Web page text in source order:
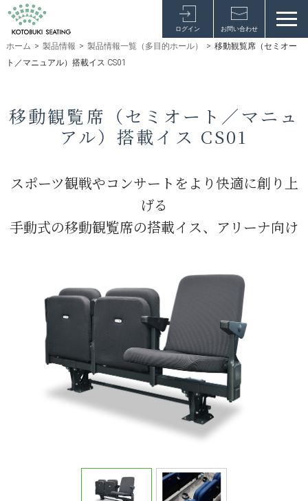
ログイン お問い合わせ
ホーム > 製品情報 > 製品情報一覧（多目的ホール） > 移動観覧席（セミオー
ト／マニュアル）搭載イス CS01
移動観覧席（セミオート／マニュ
アル）搭載イス CS01
スポーツ観戦やコンサートをより快適に創り上
げる
手動式の移動観覧席の搭載イス、アリーナ向け